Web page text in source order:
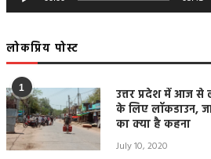
ललितपुर: राशनकार्ड न होने से ग्रामीण हो
रहे परेशान, डीएम को सौंपा ज्ञापन
April 22, 2021
लोकप्रिय पोस्ट
1
उत्तर प्रदेश में आज से
के लिए लॉकडाउन,
का क्या है कहना
July 10, 2020